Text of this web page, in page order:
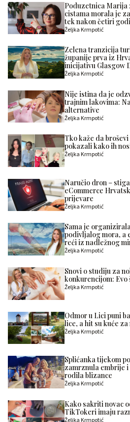
Poduzetnica Marija
cistama morala je
tek nakon četiri
Željka Krmpotić
Zelena tranzicija
županije prva iz
inicijativu Glasgow
Željka Krmpotić
Nije istina da je
trajnim lakovima:
alternative
Željka Krmpotić
Tko kaže da
pokazali kako ih
Željka Krmpotić
Naručio dron –
eCommerce
prijevare
Željka Krmpotić
Sama je
podivljalog mora, a
reći iz nadležnog
Željka Krmpotić
Snovi o studiju za
konkurencijom: Evo
Željka Krmpotić
Odmor u Lici puni
lice, a hit su kuće za
Željka Krmpotić
Splićanka tijekom
zamrznula embrije
rodila blizance
Željka Krmpotić
Kako sakriti novac
TikTokeri imaju
Željka Krmpotić